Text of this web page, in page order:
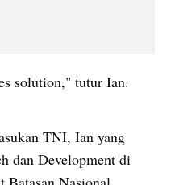
solution," tutur Ian.
TNI, Ian yang
dan Development di